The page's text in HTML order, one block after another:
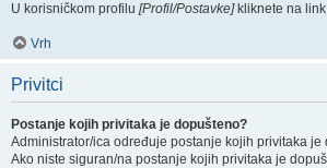
U korisničkom profilu [Profil/Postavke]kliknete na link
Vrh
Privitci
Postanje kojih privitaka je dopušteno?
Administrator/ica određuje postanje kojih privitaka je
Ako niste siguran/na postanje kojih privitaka je